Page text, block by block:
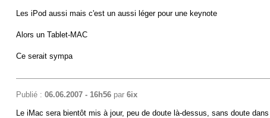
Les iPod aussi mais c'est un aussi léger pour une keynote
Alors un Tablet-MAC
Ce serait sympa
Publié : 06.06.2007 - 16h56par 6ix
Le iMac sera bientôt mis à jour, peu de doute là-dessus, sans doute